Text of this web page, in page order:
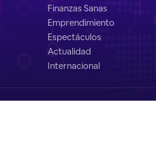
Finanzas Sanas
Emprendimiento
Espectáculos
Actualidad
Internacional